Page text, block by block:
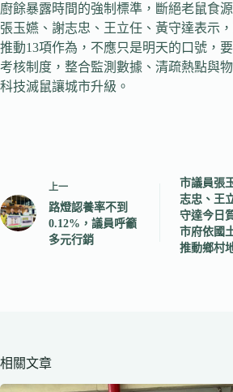
廚餘暴露時間的強制標準，斷絕老鼠食源
張玉嬿、謝志忠、王立任、黃守達表示
推動13項作為，不應只是明天的口號，
考核制度，整合監測數據、清疏熱點與
科技滅鼠讓城市升級。
上一
路燈認養率不到
0.12%，議員呼籲
多元行銷
市議員張
志忠、王
守達今日
市府依國
推動鄉村
相關文章